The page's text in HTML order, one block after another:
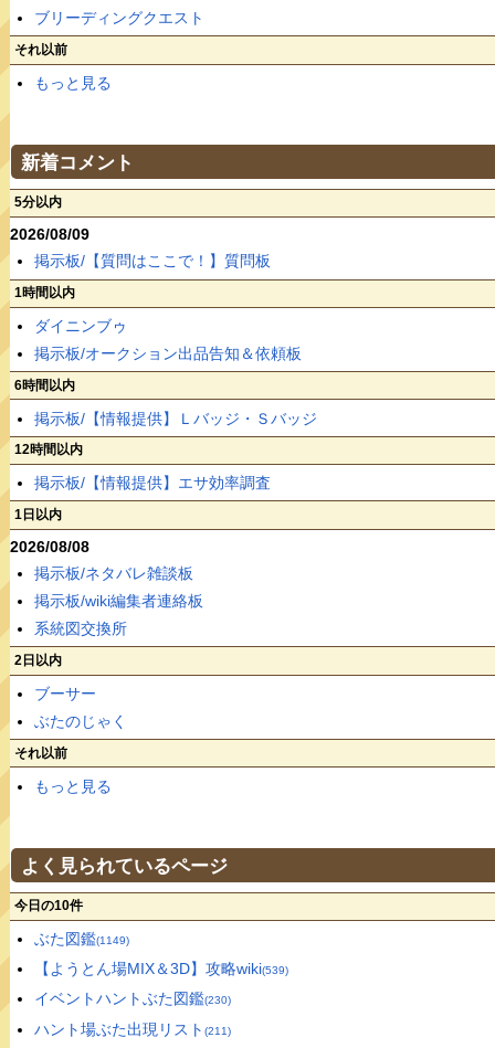
ブリーディングクエスト
それ以前
もっと見る
新着コメント
5分以内
2026/08/09
掲示板/【質問はここで！】質問板
1時間以内
ダイニンブゥ
掲示板/オークション出品告知＆依頼板
6時間以内
掲示板/【情報提供】Ｌバッジ・Ｓバッジ
12時間以内
掲示板/【情報提供】エサ効率調査
1日以内
2026/08/08
掲示板/ネタバレ雑談板
掲示板/wiki編集者連絡板
系統図交換所
2日以内
ブーサー
ぶたのじゃく
それ以前
もっと見る
よく見られているページ
今日の10件
ぶた図鑑(1149)
【ようとん場MIX＆3D】攻略wiki(539)
イベントハントぶた図鑑(230)
ハント場ぶた出現リスト (211)